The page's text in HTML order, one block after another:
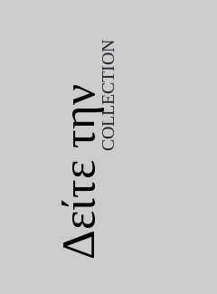
Δείτε τηνCOLLECTION